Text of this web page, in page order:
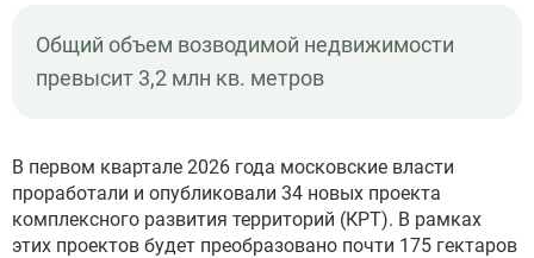
Общий объем возводимой недвижимости
превысит 3,2 млн кв. метров
В первом квартале 2026 года московские власти
проработали и опубликовали 34 новых проекта
комплексного развития территорий (КРТ). В рамках
этих проектов будет преобразовано почти 175 гектаров